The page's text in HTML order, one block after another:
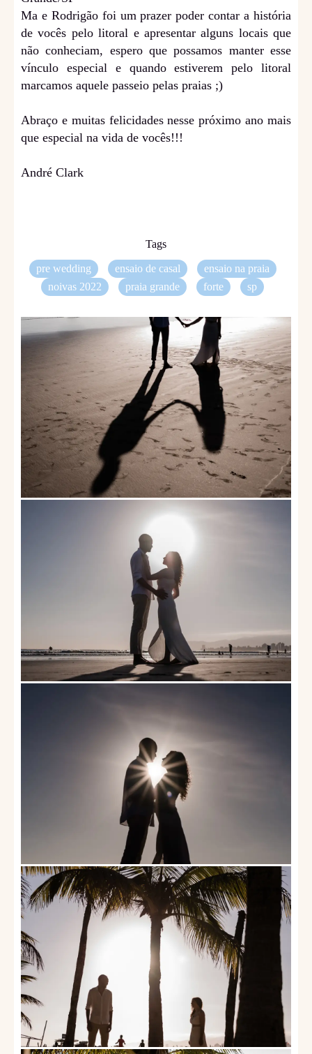
Ma e Rodrigão foi um prazer poder contar a história
de vocês pelo litoral e apresentar alguns locais que
não conheciam, espero que possamos manter esse
vínculo especial e quando estiverem pelo litoral
marcamos aquele passeio pelas praias ;)
Abraço e muitas felicidades nesse próximo ano mais
que especial na vida de vocês!!!
André Clark
Tags
pre wedding ensaio de casal
ensaio na praia
noivas 2022
praia grande forte sp